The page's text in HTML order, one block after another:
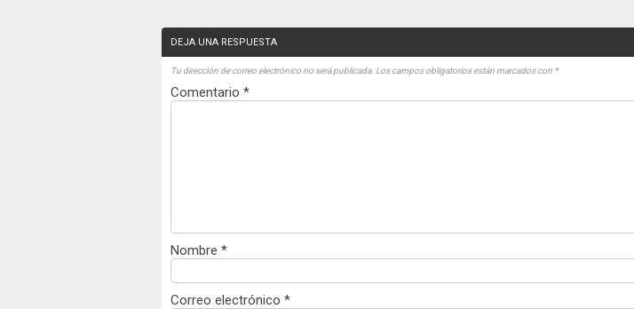
DEJA UNA RESPUESTA
Tu dirección de correo electrónico no será publicada. Los campos obligatorios están marcados con *
Comentario *
Nombre *
Correo electrónico *